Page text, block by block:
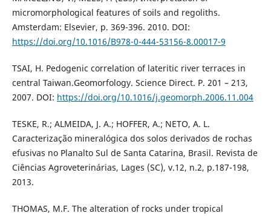
micromorphological features of soils and regoliths.
Amsterdam: Elsevier, p. 369-396. 2010. DOI:
https://doi.org/10.1016/B978-0-444-53156-8.00017-9
TSAI, H. Pedogenic correlation of lateritic river terraces in
central Taiwan.Geomorfology. Science Direct. P. 201 – 213,
2007. DOI: https://doi.org/10.1016/j.geomorph.2006.11.004
TESKE, R.; ALMEIDA, J. A.; HOFFER, A.; NETO, A. L.
Caracterização mineralógica dos solos derivados de rochas
efusivas no Planalto Sul de Santa Catarina, Brasil. Revista de
Ciências Agroveterinárias, Lages (SC), v.12, n.2, p.187-198,
2013.
THOMAS, M.F. The alteration of rocks under tropical